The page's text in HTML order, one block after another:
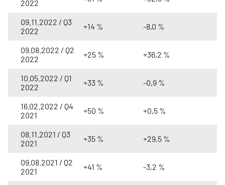
2022
09.11.2022 / Q3
2022
+14 % -8,0 %
09.08.2022 / Q2
2022
+25 % +36,2 %
10.05.2022 / Q1
2022
+33 % -0,9 %
16.02.2022 / Q4
2021
+50 % +0,5 %
08.11.2021 / Q3
2021
+35 % +29,5 %
09.08.2021 / Q2
2021
+41 % -3,2 %